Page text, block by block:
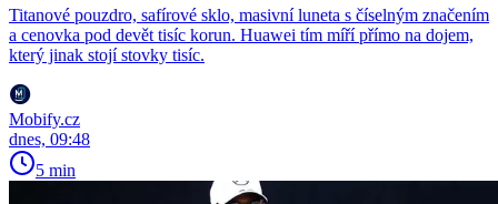
Titanové pouzdro, safírové sklo, masivní luneta s číselným značením
a cenovka pod devět tisíc korun. Huawei tím míří přímo na dojem,
který jinak stojí stovky tisíc.
Mobify.cz
dnes, 09:48
5 min